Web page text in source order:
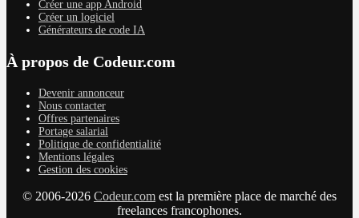
Créer une app Android
Créer un logiciel
Générateurs de code IA
À propos de Codeur.com
Devenir annonceur
Nous contacter
Offres partenaires
Portage salarial
Politique de confidentialité
Mentions légales
Gestion des cookies
© 2006-2026 Codeur.com est la première place de marché des
freelances francophones.